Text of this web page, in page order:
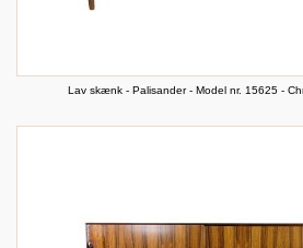
Lav skænk - Palisander - Model nr. 15625 -